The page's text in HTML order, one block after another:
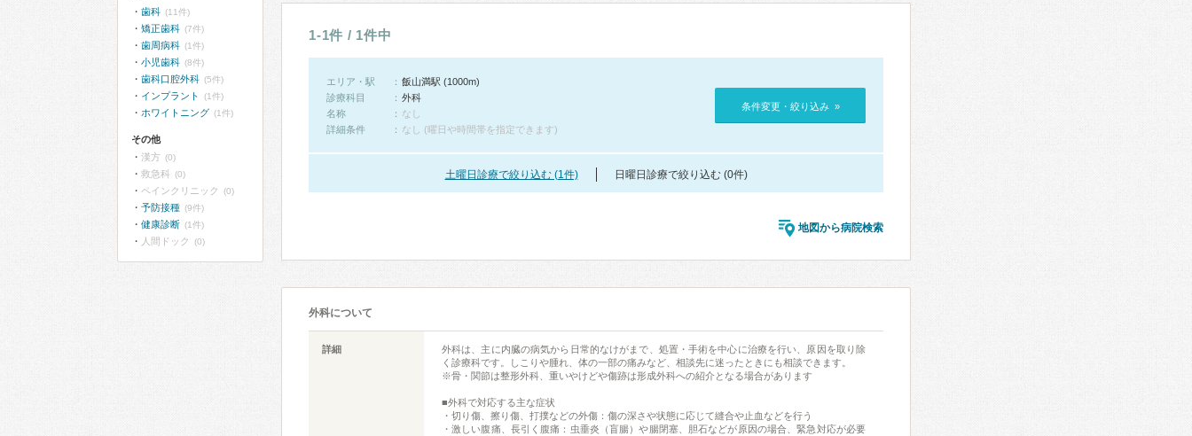
1-1件 / 1件中
エリア・駅
飯山満駅 (1000m)
診療科目
外科
名称
なし
詳細条件
なし (曜日や時間帯を指定できます)
条件変更・絞り込み »
土曜日診療で絞り込む (1件) 日曜日診療で絞り込む (0件)
地図から病院検索
外科について
詳細
外科は、主に内臓の病気から日常的なけがまで、処置・手術を中心に治療を行い、原因を取り除
く診療科です。しこりや腫れ、体の一部の痛みなど、相談先に迷ったときにも相談できます。
※骨・関節は整形外科、重いやけどや傷跡は形成外科への紹介となる場合があります
■外科で対応する主な症状
・切り傷、擦り傷、打撲などの外傷：傷の深さや状態に応じて縫合や止血などを行う
・激しい腹痛、長引く腹痛：虫垂炎（盲腸）や腸閉塞、胆石などが原因の場合、緊急対応が必要
歯科 (11件)
矯正歯科 (7件)
歯周病科 (1件)
小児歯科 (8件)
歯科口腔外科 (5件)
インプラント (1件)
ホワイトニング (1件)
その他
漢方 (0)
救急科 (0)
ペインクリニック (0)
予防接種 (9件)
健康診断 (1件)
人間ドック (0)